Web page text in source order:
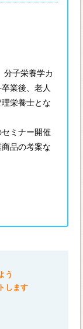
分子栄養学カ
業後、老人
栄養士とな
ミナー開催
品の考案な
う
します